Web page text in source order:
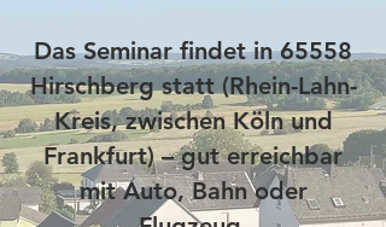
Das Seminar findet in 65558
Hirschberg statt (Rhein-Lahn-
Kreis, zwischen Köln und
Frankfurt) – gut erreichbar
mit Auto, Bahn oder